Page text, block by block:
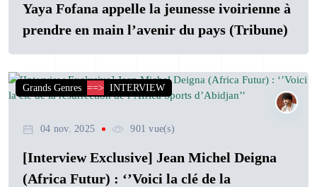
Yaya Fofana appelle la jeunesse ivoirienne à
prendre en main l’avenir du pays (Tribune)
Grands Genres ==> INTERVIEW
04 nov. 2025 901 vue(s)
[Interview Exclusive] Jean Michel Deigna
(Africa Futur) : ‘’Voici la clé de la